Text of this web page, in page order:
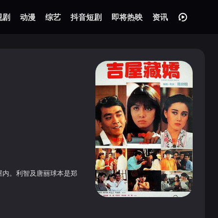
剧 动漫 综艺 抖音短剧 即将热映 资讯
。利智及唐丽球本是郑